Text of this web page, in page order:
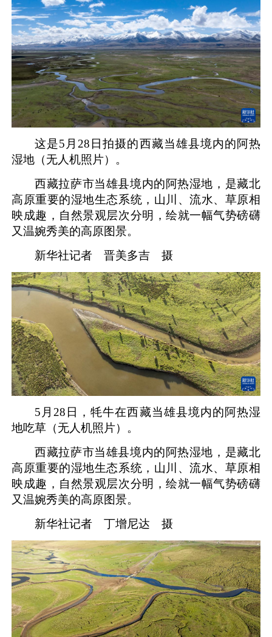
这是5月28日拍摄的西藏当雄县境内的阿热
湿地（无人机照片）。
西藏拉萨市当雄县境内的阿热湿地，是藏北
高原重要的湿地生态系统，山川、流水、草原相
映成趣，自然景观层次分明，绘就一幅气势磅礴
又温婉秀美的高原图景。
新华社记者 晋美多吉 摄
5月28日，牦牛在西藏当雄县境内的阿热湿
地吃草（无人机照片）。
西藏拉萨市当雄县境内的阿热湿地，是藏北
高原重要的湿地生态系统，山川、流水、草原相
映成趣，自然景观层次分明，绘就一幅气势磅礴
又温婉秀美的高原图景。
新华社记者 丁增尼达 摄